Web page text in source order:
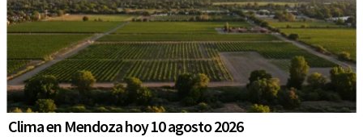
Clima en Mendoza hoy 10 agosto 2026